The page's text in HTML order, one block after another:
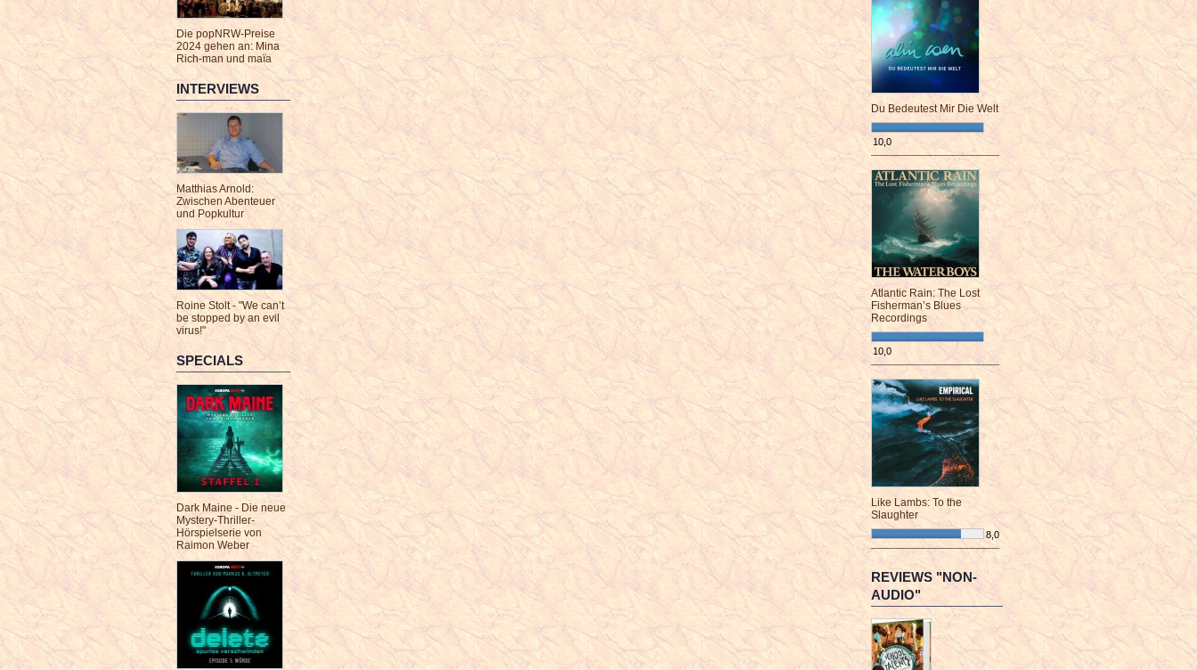
Die popNRW-Preise
2024 gehen an: Mina
Rich-man und maïa
INTERVIEWS
Matthias Arnold:
Zwischen Abenteuer
und Popkultur
Roine Stolt - "We can’t
be stopped by an evil
virus!"
SPECIALS
Dark Maine - Die neue
Mystery-Thriller-
Hörspielserie von
Raimon Weber
Du Bedeutest Mir Die Welt
10,0
¯¯¯¯¯¯¯¯¯¯¯¯¯¯¯¯¯¯¯¯¯¯¯¯
Atlantic Rain: The Lost
Fisherman’s Blues
Recordings
10,0
¯¯¯¯¯¯¯¯¯¯¯¯¯¯¯¯¯¯¯¯¯¯¯¯
Like Lambs: To the
Slaughter
8,0
¯¯¯¯¯¯¯¯¯¯¯¯¯¯¯¯¯¯¯¯¯¯¯¯
REVIEWS "NON-
AUDIO"